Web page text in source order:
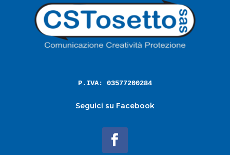
P.IVA: 03577200284
Seguici su Facebook